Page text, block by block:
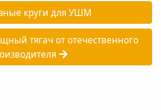
круги для УШМ
тягач от отечественного